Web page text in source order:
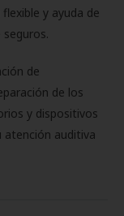
y ayuda de
de
de los
y dispositivos
atención auditiva